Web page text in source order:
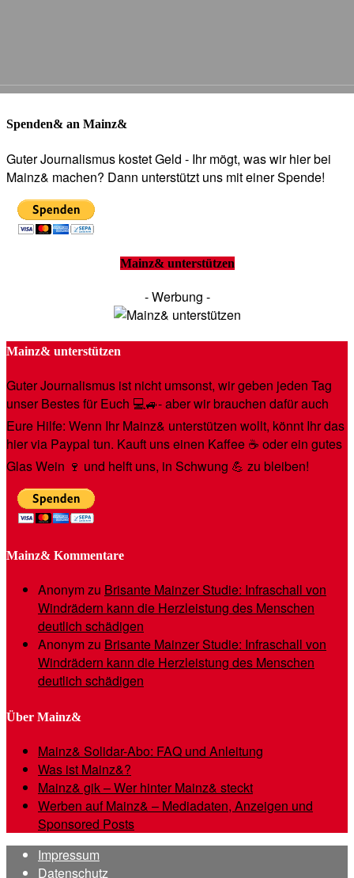
Spenden& an Mainz&
Guter Journalismus kostet Geld - Ihr mögt, was wir hier bei
Mainz& machen? Dann unterstützt uns mit einer Spende!
Mainz& unterstützen
- Werbung -
Mainz& unterstützen
Guter Journalismus ist nicht umsonst, wir geben jeden Tag
unser Bestes für Euch 💻🚙- aber wir brauchen dafür auch
Eure Hilfe: Wenn Ihr Mainz& unterstützen wollt, könnt Ihr das
hier via Paypal tun. Kauft uns einen Kaffee ☕️ oder ein gutes
Glas Wein 🍷 und helft uns, in Schwung 💪 zu bleiben!
Mainz& Kommentare
Anonymzu Brisante Mainzer Studie: Infraschall von
Windrädern kann die Herzleistung des Menschen
deutlich schädigen
Anonymzu Brisante Mainzer Studie: Infraschall von
Windrädern kann die Herzleistung des Menschen
deutlich schädigen
Über Mainz&
Mainz& Solidar-Abo: FAQ und Anleitung
Was ist Mainz&?
Mainz& gik – Wer hinter Mainz& steckt
Werben auf Mainz& – Mediadaten, Anzeigen und
Sponsored Posts
Impressum
Datenschutz